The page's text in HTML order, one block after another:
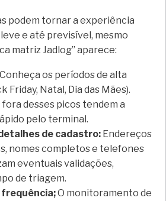
podem tornar a experiência
e até previsível, mesmo
matriz Jadlog” aparece:
Conheça os períodos de alta
Friday, Natal, Dia das Mães).
desses picos tendem a
pelo terminal.
de cadastro: Endereços
nomes completos e telefones
eventuais validações,
de triagem.
O monitoramento de